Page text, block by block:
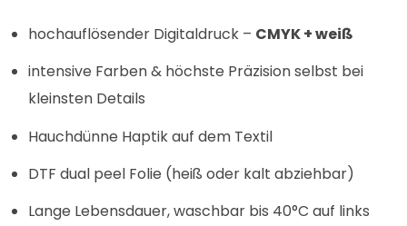
hochauflösender Digitaldruck – CMYK + weiß
intensive Farben & höchste Präzision selbst bei
kleinsten Details
Hauchdünne Haptik auf dem Textil
DTF dual peel Folie (heiß oder kalt abziehbar)
Lange Lebensdauer, waschbar bis 40°C auf links